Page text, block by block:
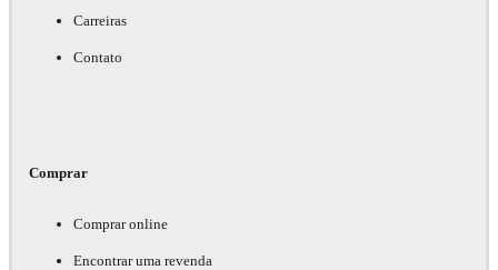
Carreiras
Contato
Comprar
Comprar online
Encontrar uma revenda